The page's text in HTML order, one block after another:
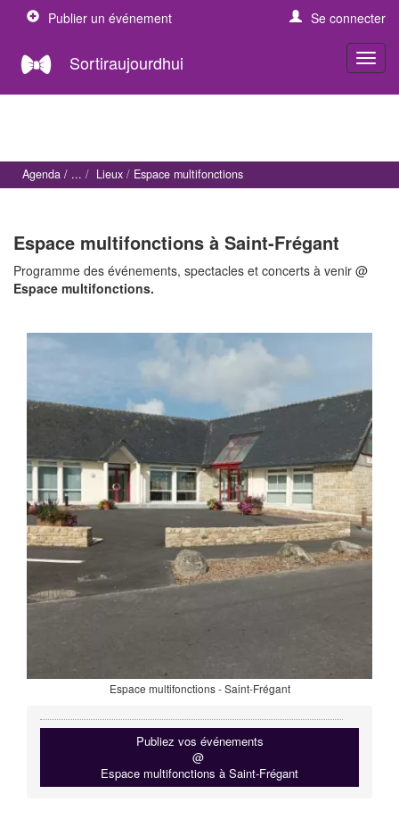
Publier un événement Se connecter
Sortiraujourdhui
Agenda Lieux Espace multifonctions
Espace multifonctions à Saint-Frégant
Programme des événements, spectacles et concerts à venir @
Espace multifonctions.
Espace multifonctions - Saint-Frégant
Publiez vos événements
@
Espace multifonctions à Saint-Frégant